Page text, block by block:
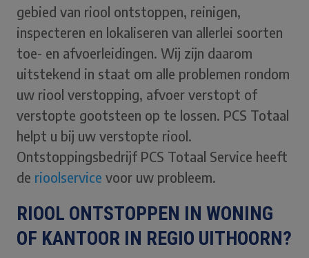
gebied van riool ontstoppen, reinigen,
inspecteren en lokaliseren van allerlei soorten
toe- en afvoerleidingen. Wij zijn daarom
uitstekend in staat om alle problemen rondom
uw riool verstopping, afvoer verstopt of
verstopte gootsteen op te lossen. PCS Totaal
helpt u bij uw verstopte riool.
Ontstoppingsbedrijf PCS Totaal Service heeft
de rioolservice voor uw probleem.
RIOOL ONTSTOPPEN IN WONING
OF KANTOOR IN REGIO UITHOORN?